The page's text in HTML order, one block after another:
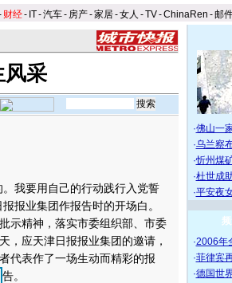
财经- IT-汽车- 房产-家居-女人 -TV-ChinaRen -邮
风采
我要用自己的行动践行入党誓
报业集团作报告时的开场白。
示精神，落实市委组织部、市委
，应天津日报报业集团的邀请，
代表作了一场生动而精彩的报
告。
·佛山一
·乌兰察
·忻州煤
·杜世成
·平安夜
·2006年
·菲律宾
·德国世